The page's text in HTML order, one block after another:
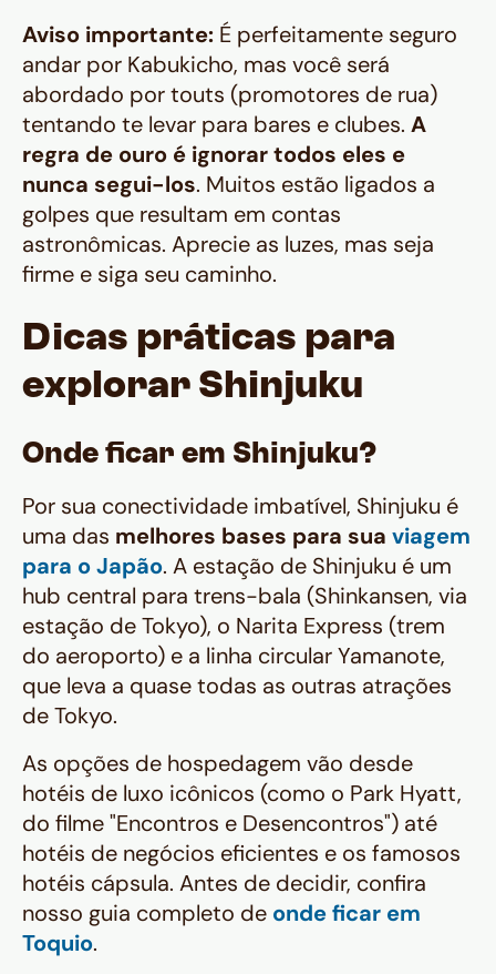
Aviso importante: É perfeitamente seguro
andar por Kabukicho, mas você será
abordado portouts (promotores de rua)
tentando te levar para bares e clubes. A
regra de ouro é ignorar todos eles e
nunca segui-los. Muitos estão ligados a
golpes que resultam em contas
astronômicas. Aprecie as luzes, mas seja
firme e siga seu caminho.
Dicas práticas para
explorar Shinjuku
Onde ficar em Shinjuku?
Por sua conectividade imbatível, Shinjuku é
uma das melhores bases para sua viagem
para o Japão. A estação de Shinjuku é um
hub central para trens-bala (Shinkansen, via
estação de Tokyo), o Narita Express (trem
do aeroporto) e a linha circular Yamanote,
que leva a quase todas as outras atrações
de Tokyo.
As opções de hospedagem vão desde
hotéis de luxo icônicos (como o Park Hyatt,
do filme "Encontros e Desencontros") até
hotéis de negócios eficientes e os famosos
hotéis cápsula. Antes de decidir, confira
nosso guia completo de onde ficar em
Toquio.